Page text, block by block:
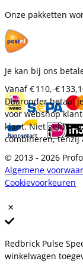
Onze pakketten
Je kan bij ons
Vanaf€ 110,-€
Daaronder betaal
voor webshop
klant. Niet geldig
combineren, tenzij
© 2013 - 2026
Algemene
Cookievoorkeuren
Redbrick Pulse
winkelwagen